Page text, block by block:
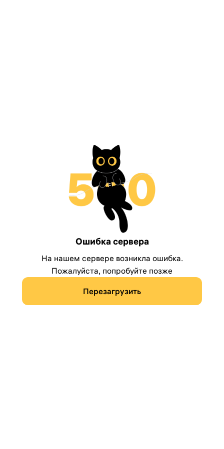
Ошибка сервера
На нашем сервере возникла ошибка.
Пожалуйста, попробуйте позже
Перезагрузить